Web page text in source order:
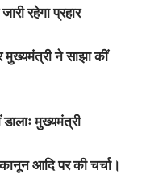
रहेगा प्रहार
मुख्यमंत्री ने साझा कीं
मुख्यमंत्री
आदि पर की चर्चा।